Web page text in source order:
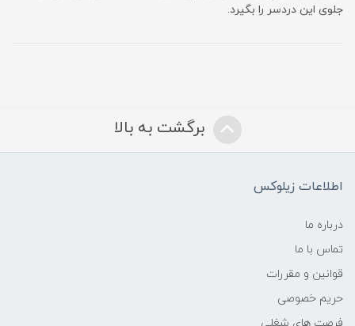
جلوی این دردسر را بگیرد.
برگشت به بالا
اطلاعات زیلوکس
درباره ما
تماس با ما
قوانین و مقررات
حریم خصوصی